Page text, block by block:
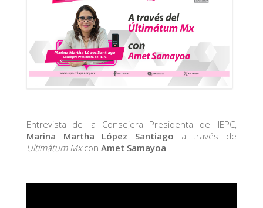
Entrevista de la Consejera Presidenta del IEPC,
Marina Martha López Santiago a través de
Ultimátum Mxcon Amet Samayoa